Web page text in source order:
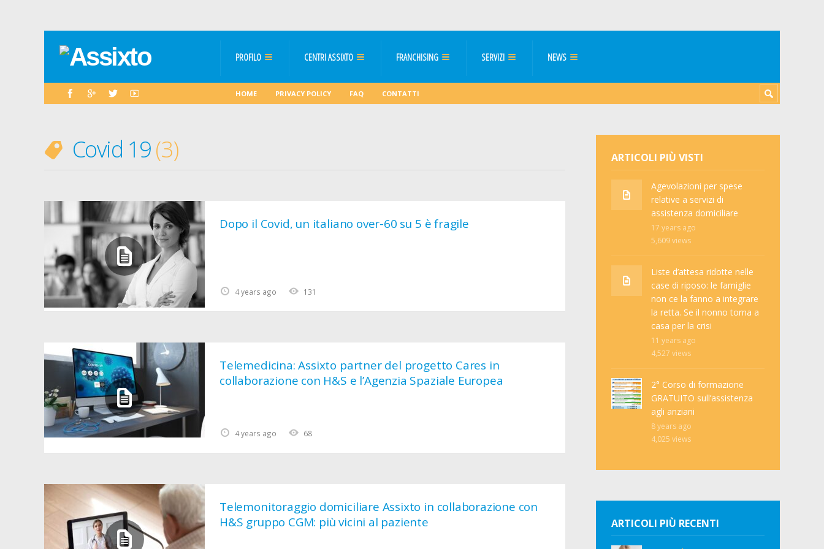
PROFILO CENTRI ASSIXTO FRANCHISING SERVIZI NEWS
HOME PRIVACY POLICY FAQ CONTATTI
Covid 19 3
4 years ago 131
Dopo il Covid, un italiano over-60 su 5 è fragile
4 years ago 68
Telemedicina: Assixto partner del progetto Cares in
collaborazione con H&S e l’Agenzia Spaziale Europea
Telemonitoraggio domiciliare Assixto in collaborazione con
H&S gruppo CGM: più vicini al paziente
ARTICOLI PIÙ VISTI
Agevolazioni per spese
relative a servizi di
assistenza domiciliare
17 years ago
5,609views
Liste d’attesa ridotte nelle
case di riposo: le famiglie
non ce la fanno a integrare
la retta. Se il nonno torna a
casa per la crisi
11 years ago
4,527 views
2° Corso di formazione
GRATUITO sull’assistenza
agli anziani
8 years ago
4,025 views
ARTICOLI PIÙ RECENTI